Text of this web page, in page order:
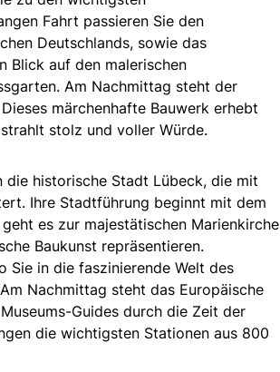
Fahrt passieren Sie den
Deutschlands, sowie das
Blick auf den malerischen
Am Nachmittag steht der
märchenhafte Bauwerk erhebt
stolz und voller Würde.
die historische Stadt Lübeck, die mit
Ihre Stadtführung beginnt mit dem
es zur majestätischen Marienkirche
Baukunst repräsentieren.
Sie in die faszinierende Welt des
Nachmittag steht das Europäische
Guides durch die Zeit der
die wichtigsten Stationen aus 800